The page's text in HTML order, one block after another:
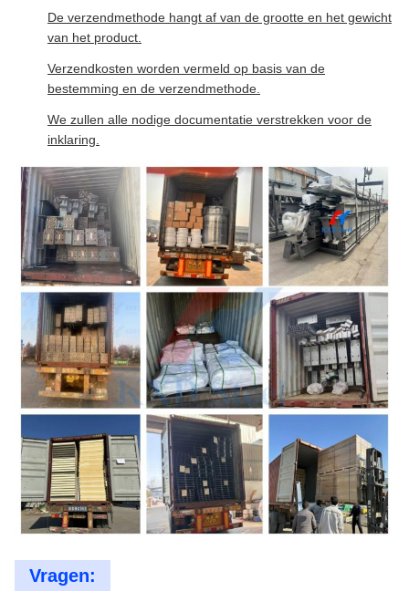
De verzendmethode hangt af van de grootte en het gewicht
van het product.
Verzendkosten worden vermeld op basis van de
bestemming en de verzendmethode.
We zullen alle nodige documentatie verstrekken voor de
inklaring.
Vragen: